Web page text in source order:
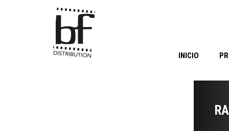
INICIO